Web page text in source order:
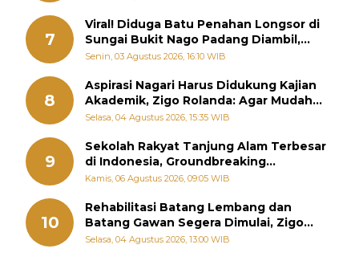
7
Viral! Diduga Batu Penahan Longsor di
Sungai Bukit Nago Padang Diambil,
Warga Khawatir Bencana Terulang
Senin, 03 Agustus 2026, 16:10 WIB
8
Aspirasi Nagari Harus Didukung Kajian
Akademik, Zigo Rolanda: Agar Mudah
Diperjuangkan di Kementerian
Selasa, 04 Agustus 2026, 15:35 WIB
9
Sekolah Rakyat Tanjung Alam Terbesar
di Indonesia, Groundbreaking
September
Kamis, 06 Agustus 2026, 09:05 WIB
10
Rehabilitasi Batang Lembang dan
Batang Gawan Segera Dimulai, Zigo
Rolanda Pastikan Proyek Berjalan
Selasa, 04 Agustus 2026, 13:00 WIB